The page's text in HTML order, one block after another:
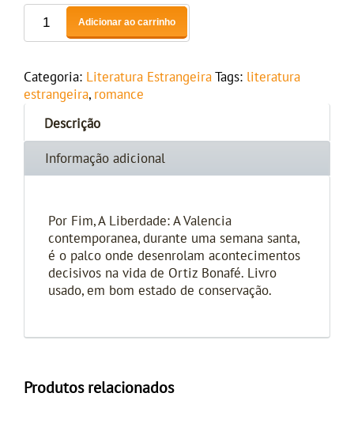
Adicionar ao carrinho
Categoria: Literatura Estrangeira Tags: literatura
estrangeira, romance
Descrição
Informação adicional
Por Fim, A Liberdade: A Valencia
contemporanea, durante uma semana santa,
é o palco onde desenrolam acontecimentos
decisivos na vida de Ortiz Bonafé. Livro
usado, em bom estado de conservação.
Produtos relacionados